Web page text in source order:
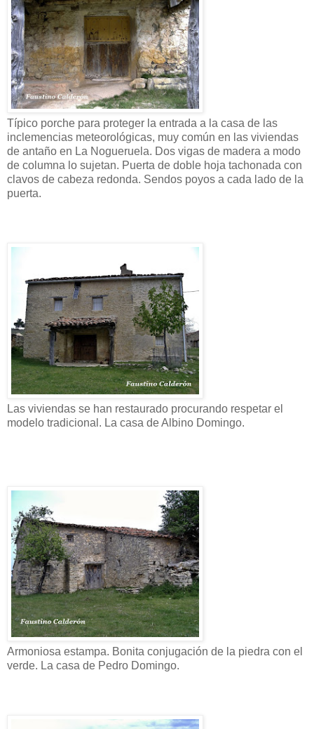
Típico porche para proteger la entrada a la casa de las
inclemencias meteorológicas, muy común en las viviendas
de antaño en La Nogueruela. Dos vigas de madera a modo
de columna lo sujetan. Puerta de doble hoja tachonada con
clavos de cabeza redonda. Sendos poyos a cada lado de la
puerta.
Las viviendas se han restaurado procurando respetar el
modelo tradicional. La casa de Albino Domingo.
Armoniosa estampa. Bonita conjugación de la piedra con el
verde. La casa de Pedro Domingo.